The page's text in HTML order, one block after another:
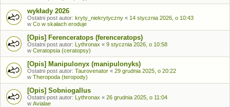
wykłady 2026
Ostatni post autor: kryty_niekrytyczny « 14 stycznia 2026, o 10:43
w Co w skałach eroduje
[Opis] Ferenceratops (ferenceratops)
Ostatni post autor: Lythronax « 9 stycznia 2026, o 10:58
w Ceratopsia (ceratopsy)
[Opis] Manipulonyx (manipulonyks)
Ostatni post autor: Taurovenator « 29 grudnia 2025, o 20:22
w Theropoda (teropody)
[Opis] Sobniogallus
Ostatni post autor: Lythronax « 26 grudnia 2025, o 11:04
w Avialae